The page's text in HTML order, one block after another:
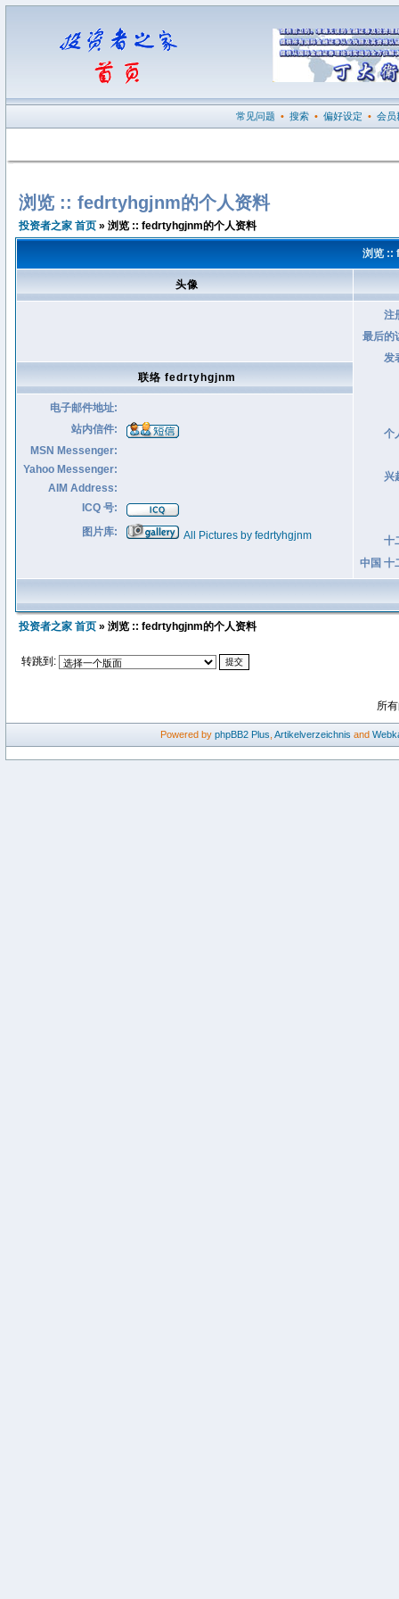
常见问题 • 搜索 • 偏好设定 • 会员
浏览 :: fedrtyhgjnm的个人资料
投资者之家 首页 » 浏览 :: fedrtyhgjnm的个人资料
浏览 ::
头像
注
最后的
发
个
兴
十
中国 十
联络 fedrtyhgjnm
电子邮件地址:
站内信件:
MSN Messenger:
Yahoo Messenger:
AIM Address:
ICQ 号:
图片库:
All Pictures by fedrtyhgjnm
投资者之家 首页 » 浏览 :: fedrtyhgjnm的个人资料
转跳到:
所
Powered by phpBB2 Plus Artikelverzeichnis and